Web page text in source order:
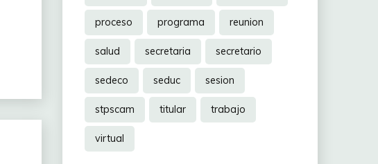
proceso programa reunion
salud secretaria secretario
sedeco seduc sesion
stpscam titular trabajo
virtual